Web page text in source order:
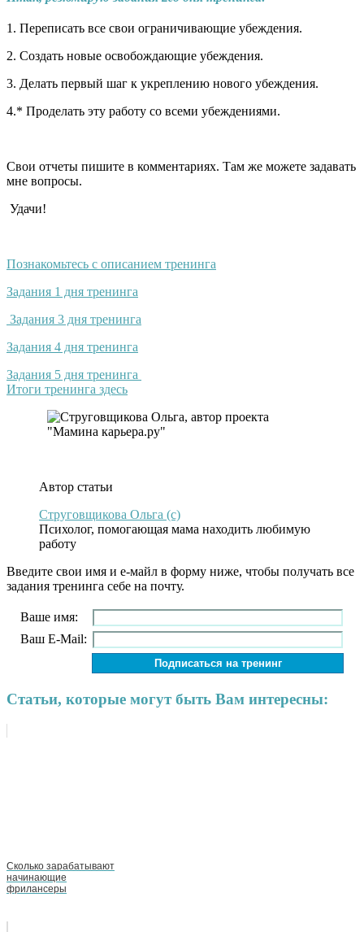
1. Переписать все свои ограничивающие убеждения.
2. Создать новые освобождающие убеждения.
3. Делать первый шаг к укреплению нового убеждения.
4.* Проделать эту работу со всеми убеждениями.
Свои отчеты пишите в комментариях. Там же можете задавать
мне вопросы.
Удачи!
Познакомьтесь с описанием тренинга
Задания 1 дня тренинга
Задания 3 дня тренинга
Задания 4 дня тренинга
Задания 5 дня тренинга
Итоги тренинга здесь
Автор статьи
Струговщикова Ольга (c)
Психолог, помогающая мама находить любимую
работу
Введите свои имя и е-майл в форму ниже, чтобы получать все
задания тренинга себе на почту.
Ваше имя:
Ваш E-Mail:
Статьи, которые могут быть Вам интересны:
Сколько зарабатывают
начинающие
фрилансеры